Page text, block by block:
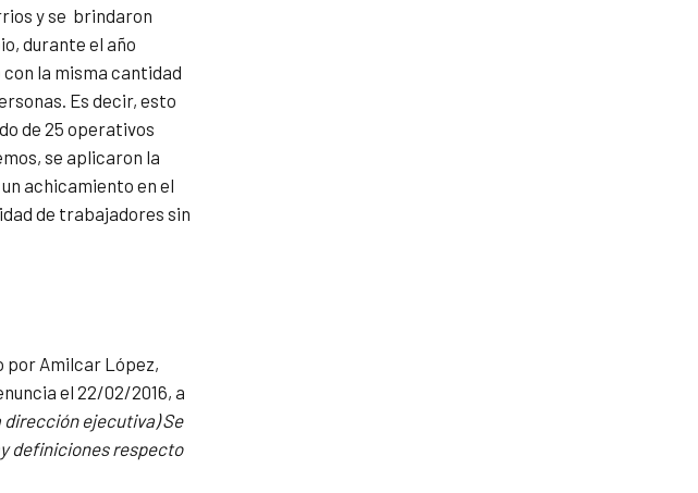
y se brindaron
durante el año
la misma cantidad
Es decir, esto
de 25 operativos
se aplicaron la
achicamiento en el
de trabajadores sin
por Amilcar López,
el 22/02/2016, a
dirección ejecutiva) Se
definiciones respecto